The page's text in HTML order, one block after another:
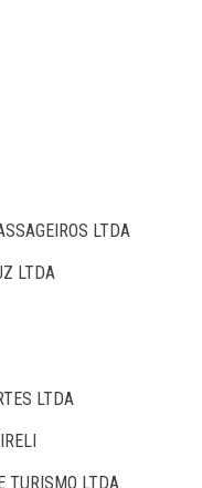
LTDA
LTDA
LTDA
TURISMO LTDA